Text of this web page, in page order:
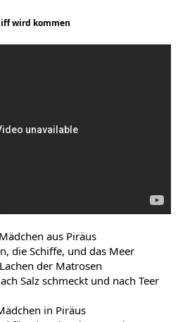
wird kommen
aus Piräus
die Schiffe, und das Meer
der Matrosen
Salz schmeckt und nach Teer
in Piräus